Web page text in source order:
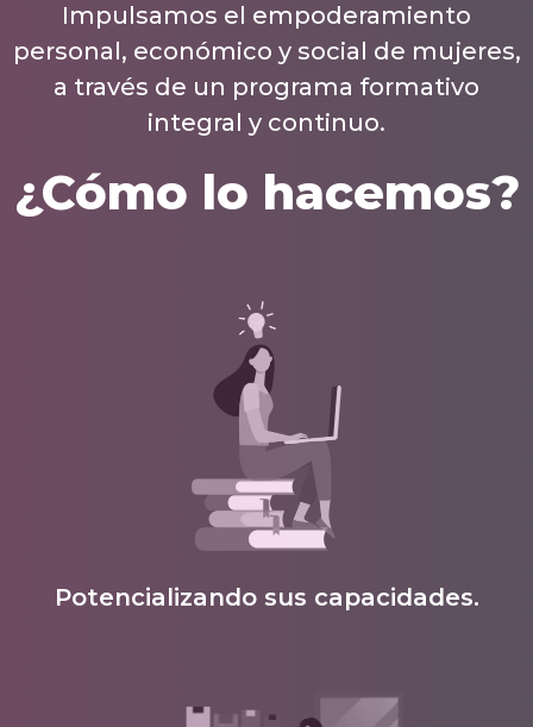
Impulsamos el empoderamiento
personal, económico y social de mujeres,
a través de un programa formativo
integral y continuo.
¿Cómo lo hacemos?
Potencializando sus capacidades.